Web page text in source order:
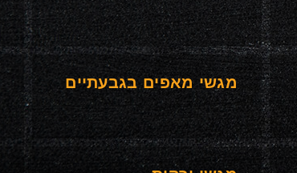
מגשי מאפים בגבעתיים